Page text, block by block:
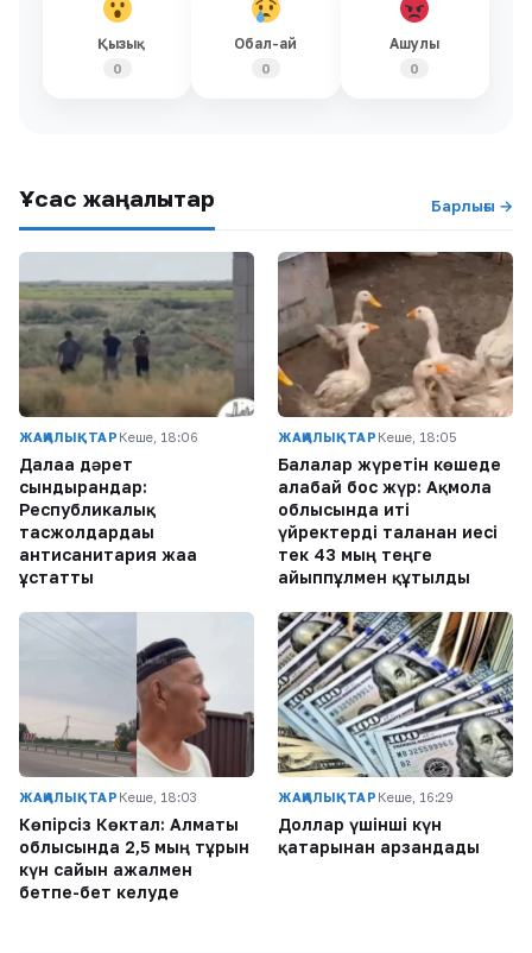
Қызық
0
Обал-ай
0
Ашулы
0
Ұқсас жаңалықтар Барлығы →
ЖАҢАЛЫҚТАР Кеше, 18:06
Далаға дәрет
сындырғандар:
Республикалық
тасжолдардағы
антисанитария жаға
ұстатты
ЖАҢАЛЫҚТАР Кеше, 18:05
Балалар жүретін көшеде
алабай бос жүр: Ақмола
облысында иті
үйректерді таланған иесі
тек 43 мың теңге
айыппұлмен құтылды
ЖАҢАЛЫҚТАР Кеше, 18:03
Көпірсіз Көктaл: Алматы
облысында 2,5 мың тұрғын
күн сайын ажалмен
бетпе-бет келуде
ЖАҢАЛЫҚТАР Кеше, 16:29
Доллар үшінші күн
қатарынан арзандады